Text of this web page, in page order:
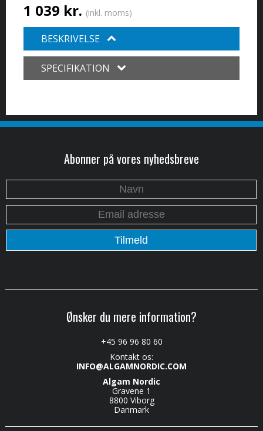
1 039 kr. (inkl. moms)
BESKRIVELSE
SPECIFIKATION
Abonner på vores nyhedsbreve
Ønsker du mere information?
+45 96 96 80 60
Kontakt os:
INFO@ALGAMNORDIC.COM
Algam Nordic
Gravene 1
8800 Viborg
Danmark